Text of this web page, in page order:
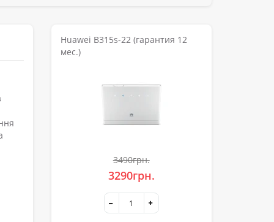
Huawei B315s-22 (гарантия 12
мес.)
3490грн.
3290грн.